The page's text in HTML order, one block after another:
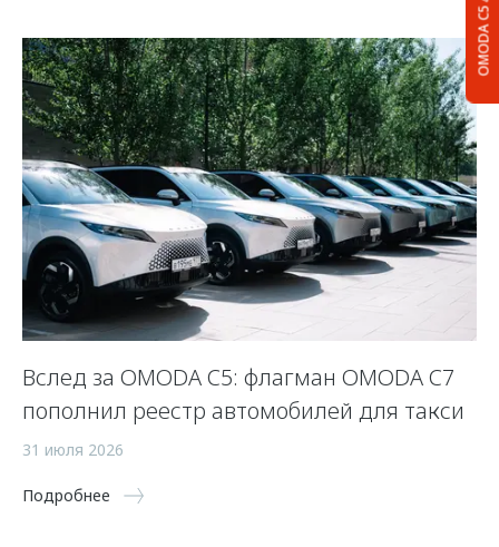
OMODA C5
Вслед за OMODA C5: флагман OMODA C7
пополнил реестр автомобилей для такси
31 июля 2026
Подробнее